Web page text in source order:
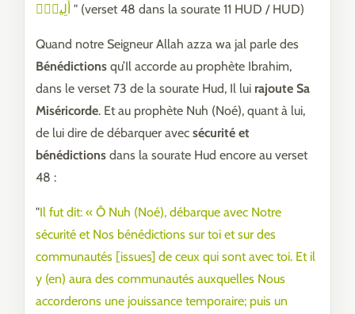
" (verset 48 dans la sourate 11 HUD / HUD)
Quand notre Seigneur Allah azza wa jal parle des
Bénédictions qu’Il accorde au prophète Ibrahim,
dans le verset 73 de la sourate Hud, Il lui rajoute Sa
Miséricorde. Et au prophète Nuh (Noé), quant à lui,
de lui dire de débarquer avec sécurité et
bénédictions dans la sourate Hud encore au verset
48 :
"Il fut dit: « Ô Nuh (Noé), débarque avec Notre
sécurité et Nos bénédictions sur toi et sur des
communautés [issues] de ceux qui sont avec toi. Et il
y (en) aura des communautés auxquelles Nous
accorderons une jouissance temporaire; puis un